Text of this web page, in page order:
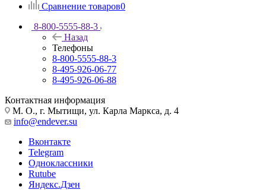
Сравнение товаров0
8-800-5555-88-3
Назад
Телефоны
8-800-5555-88-3
8-495-926-06-77
8-495-926-06-88
Контактная информация
М. О., г. Мытищи, ул. Карла Маркса, д. 4
info@endever.su
Вконтакте
Telegram
Одноклассники
Rutube
Яндекс.Дзен